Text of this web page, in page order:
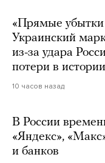
«Прямые
Украинский
из-за удара
потери в
10 часов назад
В России
«Яндекс»,
и банков